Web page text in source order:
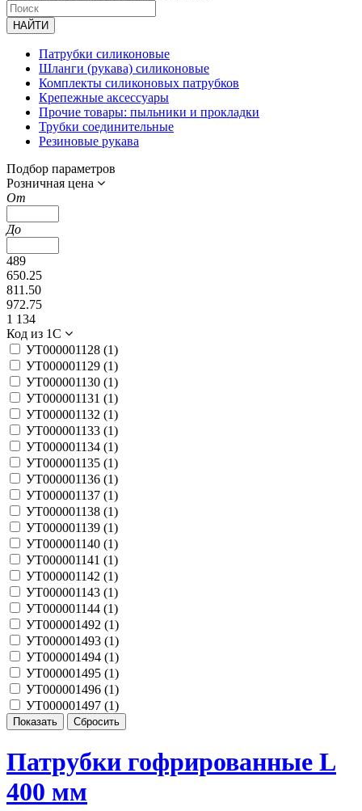
НАЙТИ
Патрубки силиконовые
Шланги (рукава) силиконовые
Комплекты силиконовых патрубков
Крепежные аксессуары
Прочие товары: пыльники и прокладки
Трубки соединительные
Резиновые рукава
Подбор параметров
Розничная цена
От
До
489
650.25
811.50
972.75
1 134
Код из 1С
УТ000001128 (1)
УТ000001129 (1)
УТ000001130 (1)
УТ000001131 (1)
УТ000001132 (1)
УТ000001133 (1)
УТ000001134 (1)
УТ000001135 (1)
УТ000001136 (1)
УТ000001137 (1)
УТ000001138 (1)
УТ000001139 (1)
УТ000001140 (1)
УТ000001141 (1)
УТ000001142 (1)
УТ000001143 (1)
УТ000001144 (1)
УТ000001492 (1)
УТ000001493 (1)
УТ000001494 (1)
УТ000001495 (1)
УТ000001496 (1)
УТ000001497 (1)
Патрубки гофрированные L
400 мм